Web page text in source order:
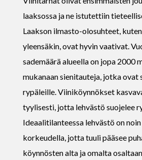
laaksossa ja ne istutettiin
Laakson ilmasto-olosuhteet,
yleensäkin, ovat hyvin vaativat.
sademäärä alueella on jopa 2000
mukanaan sienitauteja, jotka ovat
rypäleille. Viiniköynnökset
tyylisesti, jotta lehvästö suojelee
Ideaalitilanteessa lehvästö on
korkeudella, jotta tuuli pääsee
köynnösten alta ja omalta